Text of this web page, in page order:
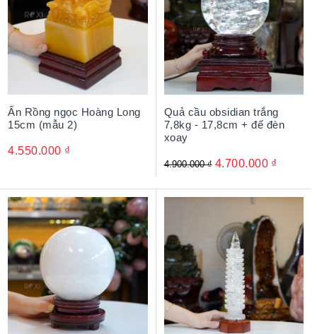
Ấn Rồng ngọc Hoàng Long
15cm (mẫu 2)
4.550.000 ₫
Quả cầu obsidian trắng
7,8kg - 17,8cm + đế đèn
xoay
4.900.000 ₫ 4.700.000 ₫